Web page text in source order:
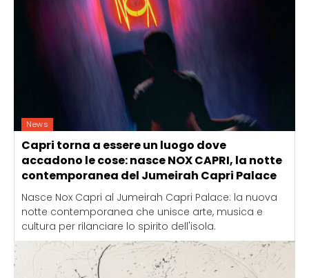
News
Capri torna a essere un luogo dove
accadono le cose: nasce NOX CAPRI, la notte
contemporanea del Jumeirah Capri Palace
Nasce Nox Capri al Jumeirah Capri Palace: la nuova
notte contemporanea che unisce arte, musica e
cultura per rilanciare lo spirito dell'isola.